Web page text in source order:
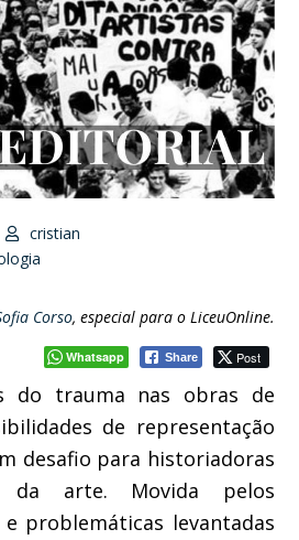
cristian
Corso, especial para o LiceuOnline.
Whatsapp Share Post
do trauma nas obras de
de representação
desafio para historiadoras
da arte. Movida pelos
problemáticas levantadas